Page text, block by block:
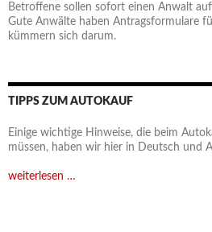
Betroffene sollen sofort einen Anwalt
Gute Anwälte haben Antragsformulare
kümmern sich darum.
TIPPS ZUM AUTOKAUF
Einige wichtige Hinweise, die beim
müssen, haben wir hier in Deutsch und
weiterlesen …